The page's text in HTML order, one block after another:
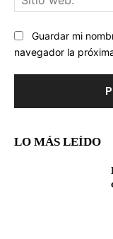
Guardar mi
navegador la
LO MÁS LEÍDO